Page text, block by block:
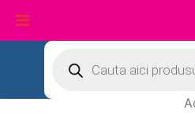
conținut
search